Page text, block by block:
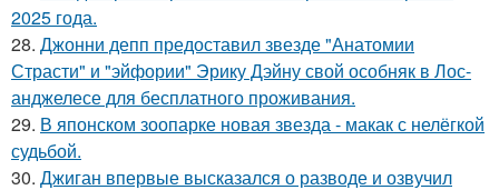
2025 года.
28. Джонни депп предоставил звезде "Анатомии
Страсти" и "эйфории" Эрику Дэйну свой особняк в Лос-
анджелесе для бесплатного проживания.
29. В японском зоопарке новая звезда - макак с нелёгкой
судьбой.
30. Джиган впервые высказался о разводе и озвучил